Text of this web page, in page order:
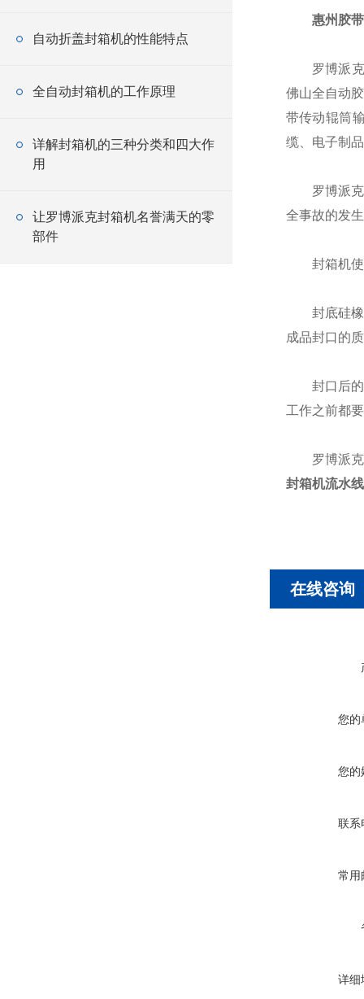
自动折盖封箱机的性能特点
全自动封箱机的工作原理
详解封箱机的三种分类和四大作
用
让罗博派克封箱机名誉满天的零
部件
惠州胶
罗博派克
佛山全自动
带传动辊筒
缆、电子制
罗博派克封
全事故的发
封箱机使用
封底硅橡胶
成品封口的
封口后的成
工作之前都
罗博派克可
封箱机流水线
在线咨询
您的
您的
联系
常用
详细